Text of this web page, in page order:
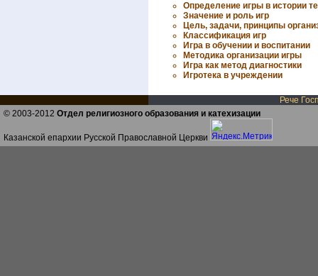
Определение игры в истории
Значение и роль игр
Цель, задачи, принципы
Классификация игр
Игра в обучении и воспитании
Методика организации игры
Игра как метод диагностики
Игротека в учреждении
Рече
© 2003-2012 Отдел религиозного образования и катехизации
Казанской епархии Русской Православной Церкви